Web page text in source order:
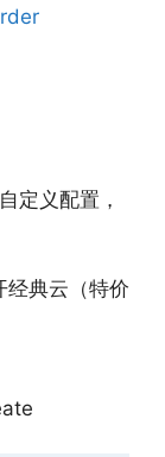
定义配置，
典云（特价